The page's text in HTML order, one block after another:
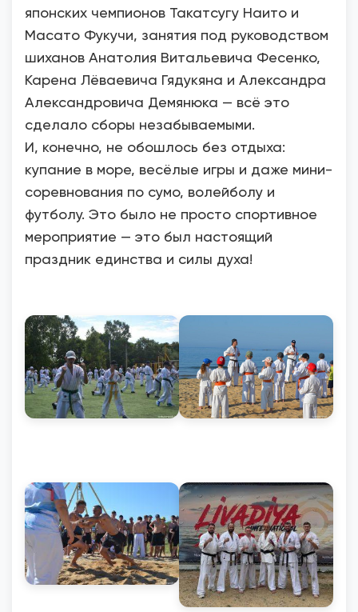
японских чемпионов Такатсугу Наито и
Масато Фукучи, занятия под руководством
шиханов Анатолия Витальевича Фесенко,
Карена Лёваевича Гядукяна и Александра
Александровича Демянюка — всё это
сделало сборы незабываемыми.
И, конечно, не обошлось без отдыха:
купание в море, весёлые игры и даже мини-
соревнования по сумо, волейболу и
футболу. Это было не просто спортивное
мероприятие — это был настоящий
праздник единства и силы духа!